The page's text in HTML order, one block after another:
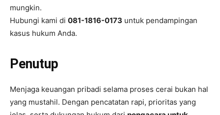
mungkin.
Hubungi kami di 081-1816-0173 untuk pendampingan
kasus hukum Anda.
Penutup
Menjaga keuangan pribadi selama proses cerai bukan hal
yang mustahil. Dengan pencatatan rapi, prioritas yang